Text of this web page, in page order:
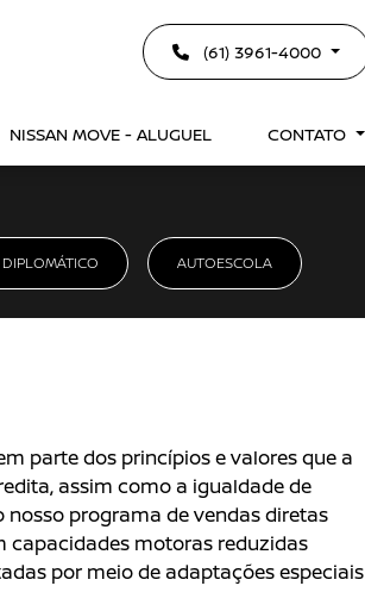
(61) 3961-4000
NISSAN MOVE - ALUGUEL CONTATO
AUTOESCOLA
parte dos princípios e valores que a
assim como a igualdade de
nosso programa de vendas diretas
capacidades motoras reduzidas
por meio de adaptações especiais